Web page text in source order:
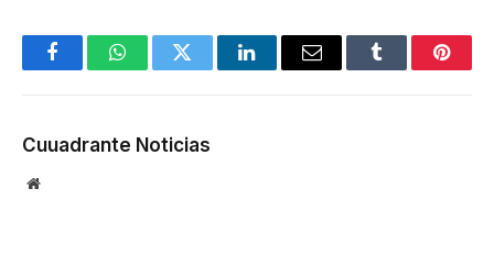
FacebookWhatsAppTwitter LinkedInEmail Tumblr
Cuuadrante Noticias
Website